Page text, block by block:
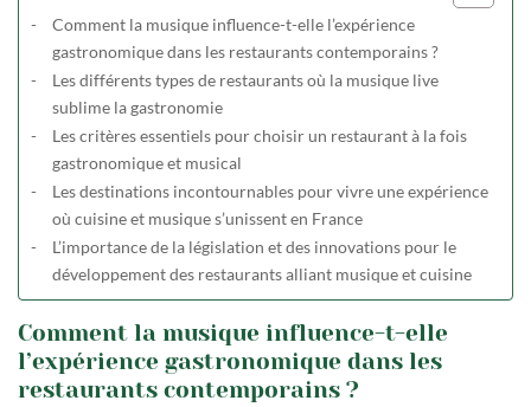
Comment la musique influence-t-elle l’expérience
gastronomique dans les restaurants contemporains ?
Les différents types de restaurants où la musique live
sublime la gastronomie
Les critères essentiels pour choisir un restaurant à la fois
gastronomique et musical
Les destinations incontournables pour vivre une expérience
où cuisine et musique s’unissent en France
L’importance de la législation et des innovations pour le
développement des restaurants alliant musique et cuisine
Comment la musique influence-t-elle
l’expérience gastronomique dans les
restaurants contemporains ?